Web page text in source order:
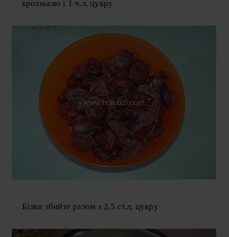
крохмалю і 1 ч.л. цукру
Білки збийте разом з 2,5 ст.л. цукру